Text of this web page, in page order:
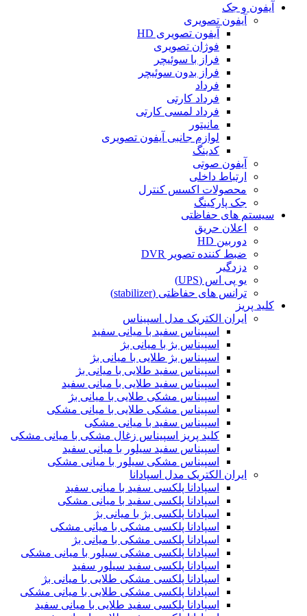
آیفون و جک
آیفون تصویری
آیفون تصویری HD
فوژان تصویری
فراز با سوئیچر
فراز بدون سوئیچر
فرداد
فرداد کارتی
فرداد لمسی کارتی
مانیتور
لوازم جانبی آیفون تصویری
کدینگ
آیفون صوتی
ارتباط داخلی
محصولات اکسس کنترل
جک پارکینگ
سیستم های حفاظتی
اعلان حریق
دوربین HD
ضبط کننده تصویر DVR
دزدگیر
یو پی اس (UPS)
ترانس های حفاظتی (stabilizer)
کلید پریز
ایران الکتریک مدل اسپیناس
اسپیناس سفید با میانی سفید
اسپیناس بژ با میانی بژ
اسپیناس بژ طلایی با میانی بژ
اسپیناس سفید طلایی با میانی بژ
اسپیناس سفید طلایی با میانی سفید
اسپیناس مشکی طلایی با میانی بژ
اسپیناس مشکی طلایی با میانی مشکی
اسپیناس سفید با میانی مشکی
کلید پریز اسپیناس زغال مشکی با میانی مشکی
اسپیناس سفید سیلور با میانی سفید
اسپیناس مشکی سیلور با میانی مشکی
ایران الکتریک مدل اسپادانا
اسپادانا پلکسی سفید با میانی سفید
اسپادانا پلکسی سفید با میانی مشکی
اسپادانا پلکسی بژ با میانی بژ
اسپادانا پلکسی مشکی با میانی مشکی
اسپادانا پلکسی مشکی با میانی بژ
اسپادانا پلکسی مشکی سیلور با میانی مشکی
اسپادانا پلکسی سفید سیلور سفید
اسپادانا پلکسی مشکی طلایی با میانی بژ
اسپادانا پلکسی مشکی طلایی با میانی مشکی
اسپادانا پلکسی سفید طلایی با میانی سفید